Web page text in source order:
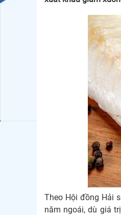
Theo Hội đồng Hải
năm ngoái, dù giá